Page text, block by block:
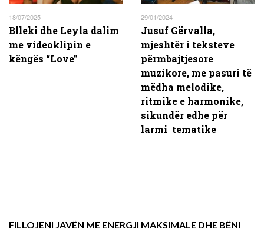
18/07/2025
Blleki dhe Leyla dalim
me videoklipin e
këngës “Love”
29/01/2024
Jusuf Gërvalla,
mjeshtër i teksteve
përmbajtjesore
muzikore, me pasuri të
mëdha melodike,
ritmike e harmonike,
sikundër edhe për
larmi tematike
FILLOJENI JAVËN ME ENERGJI MAKSIMALE DHE BËNI